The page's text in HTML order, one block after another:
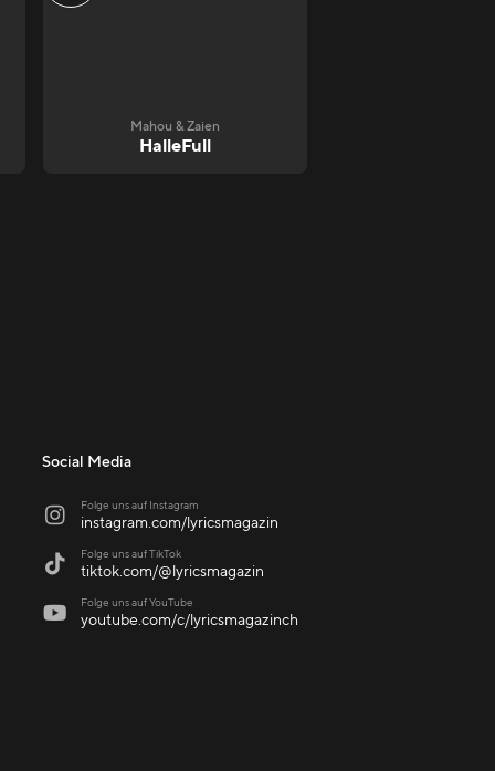
Mahou & Zaien
HalleFull
Social Media
 Folge uns auf Instagram
instagram.com/lyricsmagazin
 Folge uns auf TikTok
tiktok.com/@lyricsmagazin
 Folge uns auf YouTube
youtube.com/c/lyricsmagazinch